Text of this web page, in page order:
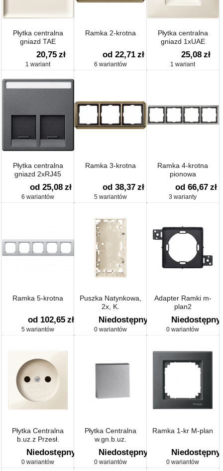
Płytka centralna
gniazd TAE
20,75 zł
1 wariant
Ramka 2-krotna
od 22,71 zł
6 wariantów
Płytka centralna
gniazd 1xUAE
25,08 zł
1 wariant
Płytka centralna
gniazd 2xRJ45
od 25,08 zł
6 wariantów
Ramka 3-krotna
od 38,37 zł
5 wariantów
Ramka 4-krotna
pionowa
od 66,67 zł
3 warianty
Ramka 5-krotna
od 102,65 zł
5 wariantów
Puszka Natynkowa,
2x, K.
Niedostępny
0 wariantów
Adapter Ramki m-
plan2
Niedostępny
0 wariantów
Płytka Centralna
b.uz.z Przesł.
Krem.s.m.
Niedostępny
0 wariantów
Płytka Centralna
w.gn.b.uz.
Niedostępny
0 wariantów
Ramka 1-kr M-plan
Niedostępny
0 wariantów